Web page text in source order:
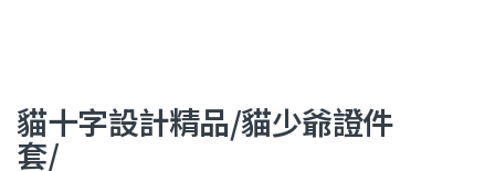
貓十字設計精品/貓少爺證件
套/